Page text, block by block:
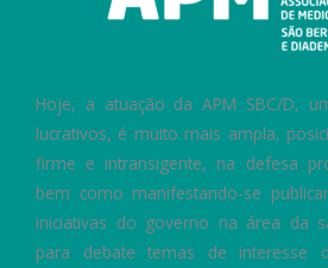
Hoje, a atuação da APM SBC/D,
lucrativos, é muito mais ampla,
firme e intransigente, na defesa
bem como manifestando-se
iniciativas do governo na área da
para debate temas de interesse